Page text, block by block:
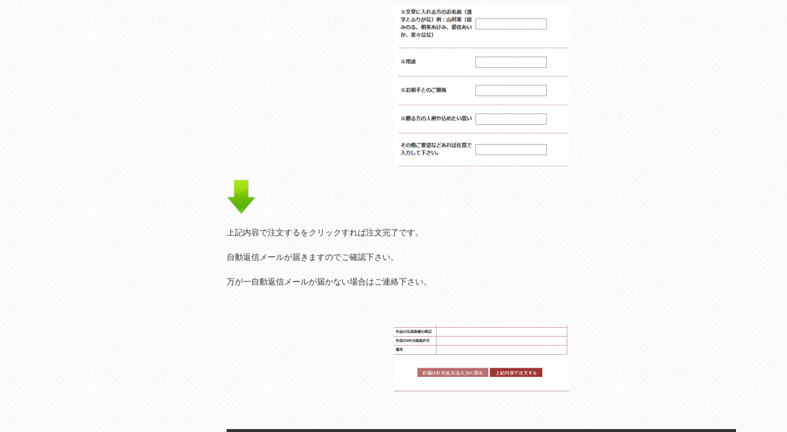
上記内容で注文するをクリックすれば注文完了です。
自動返信メールが届きますのでご確認下さい。
万が一自動返信メールが届かない場合はご連絡下さい。